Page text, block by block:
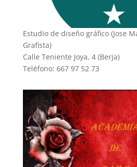
Estudio de diseño gráfico (Jose
Grafista)
Calle Teniente Joya, 4 (Berja)
Teléfono: 667 97 52 73